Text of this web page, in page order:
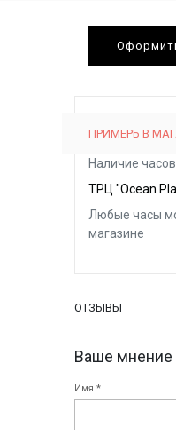
ПРИМЕРЬ В
Наличие
ТРЦ "Ocean
Любые часы
магазине
ОТЗЫВЫ
Ваше мнение
Имя *